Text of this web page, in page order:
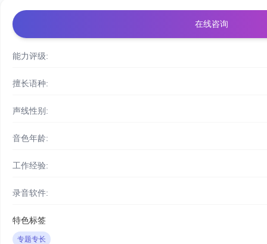
在线咨询
能力评级:
擅长语种:
声线性别:
音色年龄:
工作经验:
录音软件:
特色标签
专题专长